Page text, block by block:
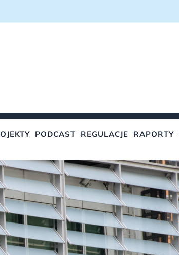
PODCAST REGULACJE RAPORTY